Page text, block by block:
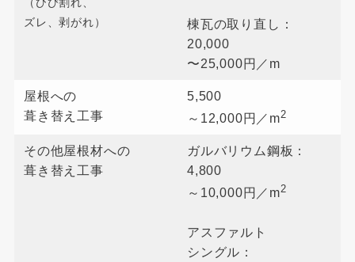
ズレ、剥がれ）
棟瓦の取り直し：
20,000
〜25,000円／m
屋根への
葺き替え工事
5,500
～12,000円／m2
その他屋根材への
葺き替え工事
ガルバリウム鋼板：
4,800
～10,000円／m2
アスファルト
シングル：